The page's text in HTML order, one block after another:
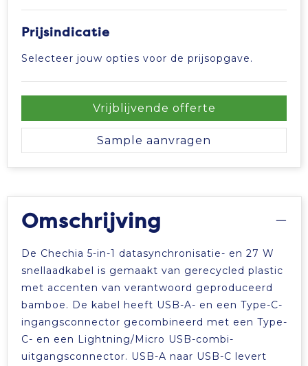
Prijsindicatie
Selecteer jouw opties voor de prijsopgave.
Vrijblijvende offerte
Sample aanvragen
Omschrijving
De Chechia 5-in-1 datasynchronisatie- en 27 W
snellaadkabel is gemaakt van gerecycled plastic
met accenten van verantwoord geproduceerd
bamboe. De kabel heeft USB-A- en een Type-C-
ingangsconnector gecombineerd met een Type-
C- en een Lightning/Micro USB-combi-
uitgangsconnector. USB-A naar USB-C levert